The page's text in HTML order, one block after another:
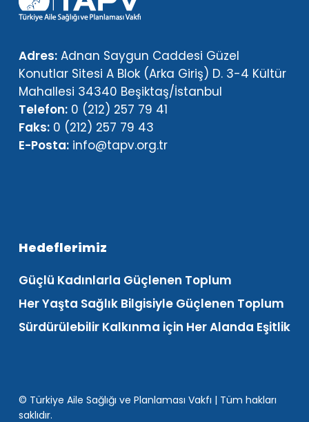
Adres:Adnan Saygun Caddesi Güzel
Konutlar Sitesi A Blok (Arka Giriş) D. 3-4 Kültür
Mahallesi 34340 Beşiktaş/İstanbul
Telefon: 0 (212) 257 79 41
Faks:0 (212) 257 79 43
E-Posta: info@tapv.org.tr
Hedeflerimiz
Güçlü Kadınlarla Güçlenen Toplum
Her Yaşta Sağlık Bilgisiyle Güçlenen Toplum
Sürdürülebilir Kalkınma için Her Alanda Eşitlik
© Türkiye Aile Sağlığı ve Planlaması Vakfı | Tüm hakları
saklıdır.